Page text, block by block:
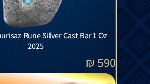
Rune Silver Cast Bar 1 Oz
2025
590
₪